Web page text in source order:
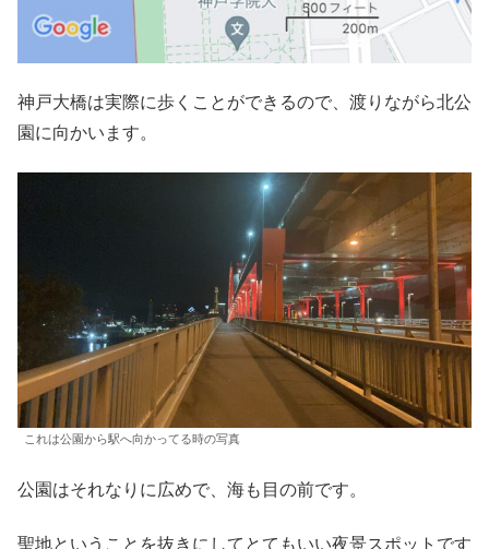
神戸大橋は実際に歩くことができるので、渡りながら北公
園に向かいます。
これは公園から駅へ向かってる時の写真
公園はそれなりに広めで、海も目の前です。
聖地ということを抜きにしてとてもいい夜景スポットです